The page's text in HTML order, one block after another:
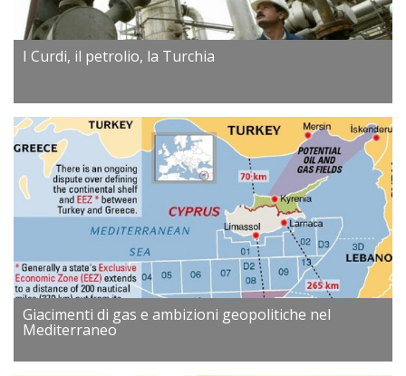
I Curdi, il petrolio, la Turchia
Giacimenti di gas e ambizioni geopolitiche nel
Mediterraneo